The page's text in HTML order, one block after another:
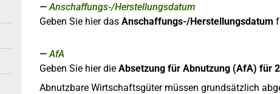
Anschaffungs-/Herstellungsdatum
Geben Sie hier das Anschaffungs-/Herstellungsdatum
AfA
Geben Sie hier die Absetzung für Abnutzung (AfA) für
Abnutzbare Wirtschaftsgüter müssen grundsätzlich